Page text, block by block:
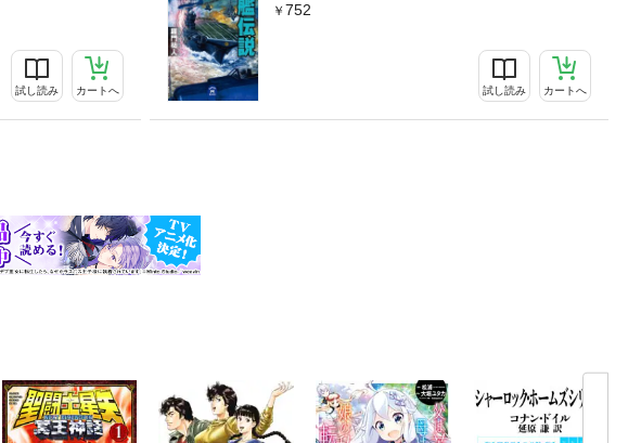
試し読み カートへ
752
試し読み カートへ